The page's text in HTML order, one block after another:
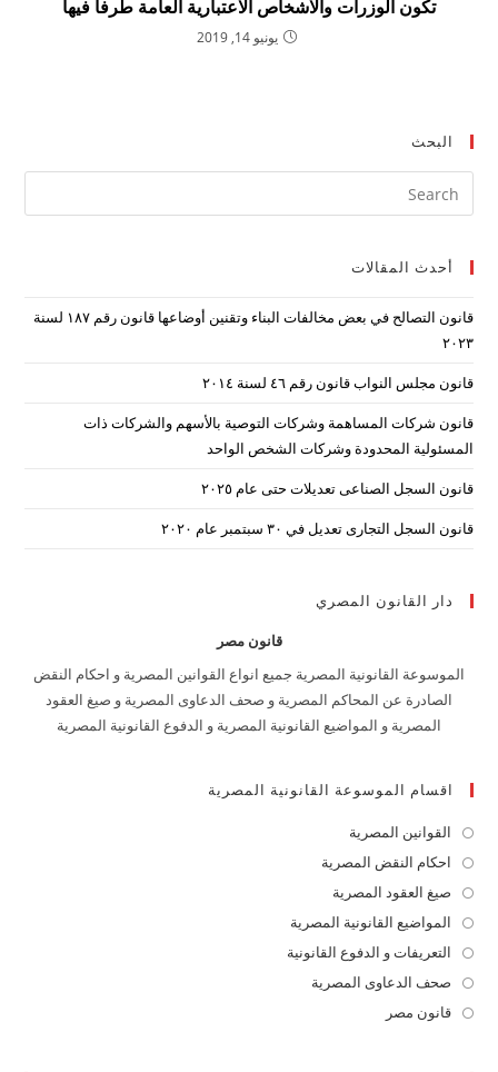
تكون الوزرات والاشخاص الاعتبارية العامة طرفا فيها
يونيو 14, 2019
البحث
أحدث المقالات
قانون التصالح في بعض مخالفات البناء وتقنين أوضاعها قانون رقم ۱۸۷ لسنة
۲۰۲۳
قانون مجلس النواب قانون رقم ٤٦ لسنة ٢٠١٤
قانون شركات المساهمة وشركات التوصية بالأسهم والشركات ذات
المسئولية المحدودة وشركات الشخص الواحد
قانون السجل الصناعى تعديلات حتى عام ٢٠٢٥
قانون السجل التجارى تعديل في ٣٠ سبتمبر عام ٢٠٢٠
دار القانون المصري
قانون مصر
الموسوعة القانونية المصرية جميع انواع القوانين المصرية و احكام النقض
الصادرة عن المحاكم المصرية و صحف الدعاوى المصرية و صيغ العقود
المصرية و المواضيع القانونية المصرية و الدفوع القانونية المصرية
اقسام الموسوعة القانونية المصرية
القوانين المصرية
in
a
new
tab
احكام النقض المصرية
a
new
صيغ العقود المصرية
in
a
new
المواضيع القانونية المصرية
inالتعريفات و الدفوع القانونية
صحف الدعاوى المصرية
قانون مصر